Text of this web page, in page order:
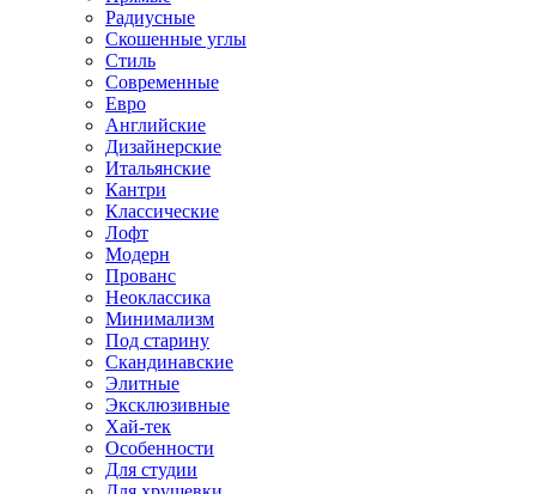
Радиусные
Скошенные углы
Стиль
Современные
Евро
Английские
Дизайнерские
Итальянские
Кантри
Классические
Лофт
Модерн
Прованс
Неоклассика
Минимализм
Под старину
Скандинавские
Элитные
Эксклюзивные
Хай-тек
Особенности
Для студии